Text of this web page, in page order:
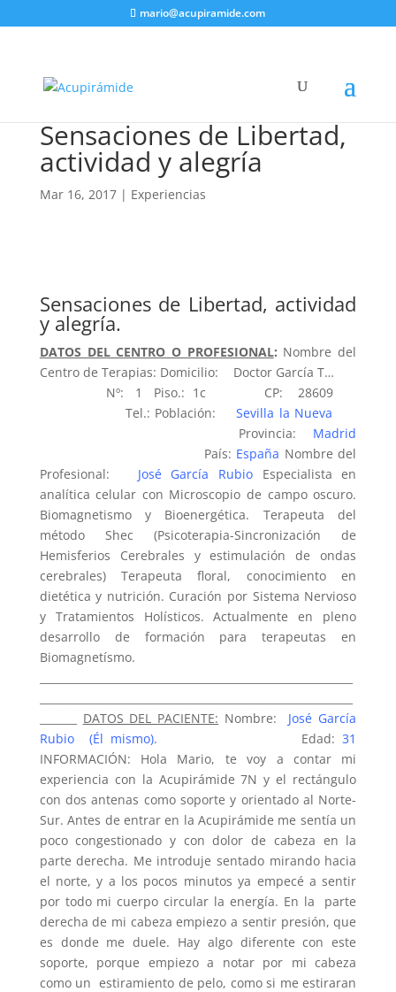
mario@acupiramide.com
Sensaciones de Libertad,
actividad y alegría
Mar 16, 2017| Experiencias
Sensaciones de Libertad, actividad
y alegría.
DATOS DEL CENTRO O PROFESIONAL: Nombre del
Centro de Terapias: Domicilio: Doctor García T…
Nº: 1 Piso.: 1c CP: 28609
Tel.: Población:Sevilla la Nueva
Provincia: Madrid
País: España Nombre del
Profesional:
José García RubioEspecialista en
analítica celular con Microscopio de campo oscuro.
Biomagnetismo y Bioenergética. Terapeuta del
método Shec (Psicoterapia-Sincronización de
Hemisferios Cerebrales y estimulación de ondas
cerebrales) Terapeuta floral, conocimiento en
dietética y nutrición. Curación por Sistema Nervioso
y Tratamientos Holísticos. Actualmente en pleno
desarrollo de formación para terapeutas en
Biomagnetísmo.
DATOS DEL PACIENTE: Nombre: José García
Rubio (Él mismo). Edad:31
INFORMACIÓN: Hola Mario, te voy a contar mi
experiencia con la Acupirámide 7N y el rectángulo
con dos antenas como soporte y orientado al Norte-
Sur. Antes de entrar en la Acupirámide me sentía un
poco congestionado y con dolor de cabeza en la
parte derecha. Me introduje sentado mirando hacia
el norte, y a los pocos minutos ya empecé a sentir
por todo mi cuerpo circular la energía. En la parte
derecha de mi cabeza empiezo a sentir presión, que
es donde me duele. Hay algo diferente con este
soporte, porque empiezo a notar por mi cabeza
como un estiramiento de pelo, como si me estiraran